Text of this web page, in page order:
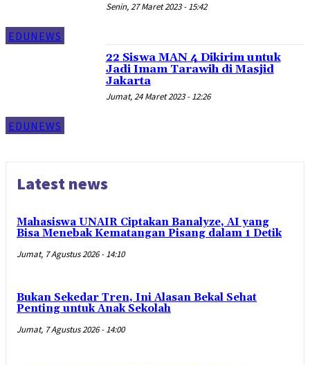
EDUNEWS
Senin, 27 Maret 2023 - 15:42
EDUNEWS
22 Siswa MAN 4 Dikirim untuk
Jadi Imam Tarawih di Masjid
Jakarta
Jumat, 24 Maret 2023 - 12:26
Latest news
Mahasiswa UNAIR Ciptakan Banalyze, AI yang
Bisa Menebak Kematangan Pisang dalam 1 Detik
Jumat, 7 Agustus 2026 - 14:10
Bukan Sekedar Tren, Ini Alasan Bekal Sehat
Penting untuk Anak Sekolah
Jumat, 7 Agustus 2026 - 14:00